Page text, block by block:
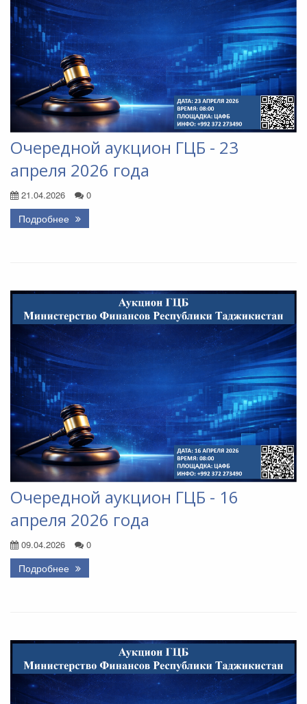
Очередной аукцион ГЦБ - 23
апреля 2026 года
21.04.2026 0
Подробнее
Очередной аукцион ГЦБ - 16
апреля 2026 года
09.04.2026 0
Подробнее